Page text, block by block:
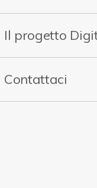
Contattaci